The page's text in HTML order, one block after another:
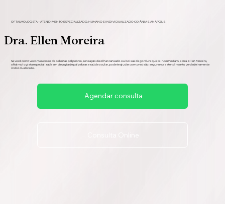
OFTALMOLOGISTA – ATENDIMENTO ESPECIALIZADO, HUMANO E INDIVIDUALIZADO GOIÂNIA E ANÁPOLIS
Dra. Ellen Moreira
Se você convive com excesso de pele nas pálpebras, sensação de olhar cansado ou bolsas de gordura que te incomodam, a Dra. Ellen Moreira,
oftalmologista especializada em cirurgia de pálpebras e saúde ocular, pode te ajudar com precisão, segurança e atendimento verdadeiramente
individualizado.
Agendar consulta